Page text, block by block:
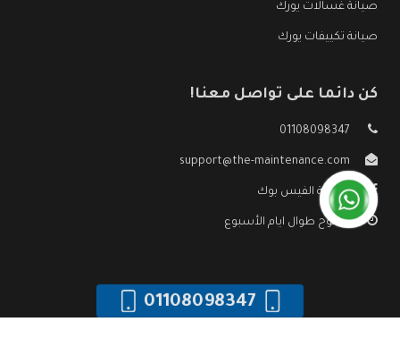
صيانة غسالات يورك
صيانة تكييفات يورك
كن دائما على تواصل معنا!
01108098347
support@the-maintenance.com
صفحة الفيس بوك
مفتوح طوال ايام الأسبوع
01108098347